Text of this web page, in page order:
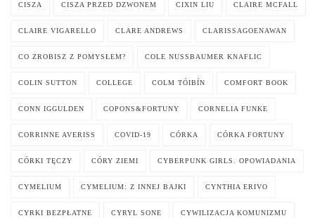
CISZA CISZA PRZED DZWONEM CIXIN LIU CLAIRE MCFALL
CLAIRE VIGARELLO CLARE ANDREWS CLARISSAGOENAWAN
CO ZROBISZ Z POMYSŁEM? COLE NUSSBAUMER KNAFLIC
COLIN SUTTON COLLEGE COLM TÓIBÍN COMFORT BOOK
CONN IGGULDEN COPONS&FORTUNY CORNELIA FUNKE
CORRINNE AVERISS COVID-19 CÓRKA CÓRKA FORTUNY
CÓRKI TĘCZY CÓRY ZIEMI CYBERPUNK GIRLS. OPOWIADANIA
CYMELIUM CYMELIUM: Z INNEJ BAJKI CYNTHIA ERIVO
CYRKI BEZPŁATNE CYRYL SONE CYWILIZACJA KOMUNIZMU